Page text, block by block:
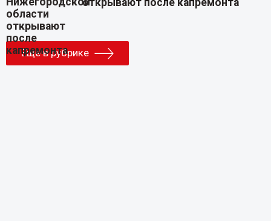
открывают после капремонта
Еще в рубрике